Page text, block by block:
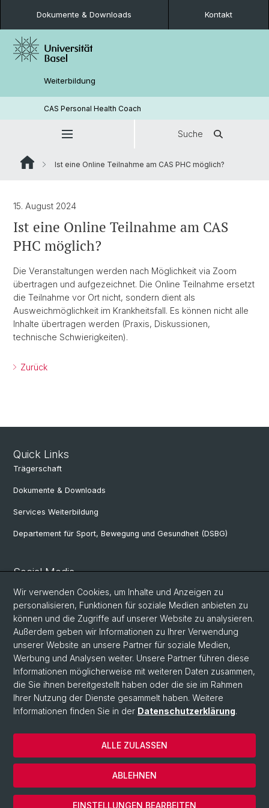
Dokumente & Downloads Kontakt
Weiterbildung
CAS Personal Health Coach
Suche
Ist eine Online Teilnahme am CAS PHC möglich?
15. August 2024
Ist eine Online Teilnahme am CAS
PHC möglich?
Die Veranstaltungen werden nach Möglichkeit via Zoom
übertragen und aufgezeichnet. Die Online Teilnahme ersetzt
die Teilnahme vor Ort nicht, sondern dient als
Ausweichmöglichkeit im Krankheitsfall. Es können nicht alle
Inhalte übertragen werden (Praxis, Diskussionen,
technische Schwierigkeiten).
Zurück
Quick Links
Trägerschaft
Dokumente & Downloads
Services Weiterbildung
Departement für Sport, Bewegung und Gesundheit (DSBG)
Social Media
X
Facebook
LinkedIn
© Universität Basel
Datenschutzerklärung
Services Weiterbildung
Wir verwenden Cookies, um Inhalte und Anzeigen zu
personalisieren, Funktionen für soziale Medien anbieten zu
können und die Zugriffe auf unserer Website zu analysieren.
Außerdem geben wir Informationen zu Ihrer Verwendung
unserer Website an unsere Partner für soziale Medien,
Werbung und Analysen weiter. Unsere Partner führen diese
Informationen möglicherweise mit weiteren Daten zusammen,
die Sie ihnen bereitgestellt haben oder die sie im Rahmen
Ihrer Nutzung der Dienste gesammelt haben. Weitere
Informationen finden Sie in der Datenschutzerklärung.
EINSTELLUNGEN BEARBEITEN
ABLEHNEN
ALLE ZULASSEN